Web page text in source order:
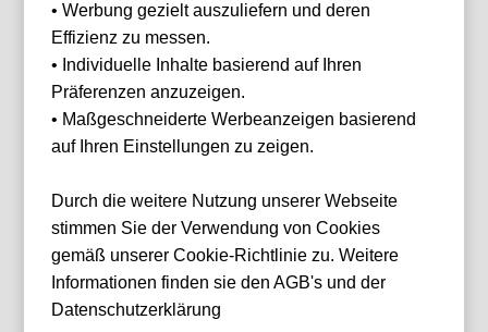
Verfügbare Kategorien (3)
Chapel Stand - Home Section
• Werbung gezielt auszuliefern und deren
Effizienz zu messen.
• Individuelle Inhalte basierend auf Ihren
Präferenzen anzuzeigen.
• Maßgeschneiderte Werbeanzeigen basierend
auf Ihren Einstellungen zu zeigen.
Durch die weitere Nutzung unserer Webseite
stimmen Sie der Verwendung von Cookies
gemäß unserer Cookie-Richtlinie zu. Weitere
Informationen finden sie den AGB's und der
Datenschutzerklärung